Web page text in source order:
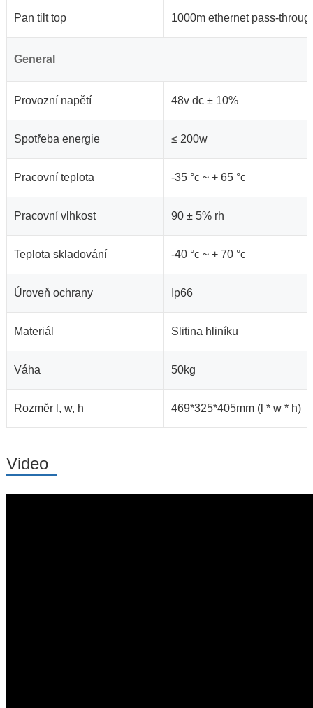
Pan tilt top 1000m ethernet pass-
General
Provozní napětí 48v dc ± 10%
Spotřeba energie ≤ 200w
Pracovní teplota -35 °c ~ + 65 °c
Pracovní vlhkost 90 ± 5% rh
Teplota skladování -40 °c ~ + 70 °c
Úroveň ochrany Ip66
Materiál Slitina hliníku
Váha 50kg
Rozměr l, w, h 469*325*405mm (l * w * h)
Video